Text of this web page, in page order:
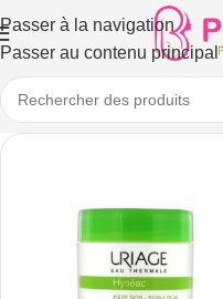
Passer à la navigation
Passer au contenu principal